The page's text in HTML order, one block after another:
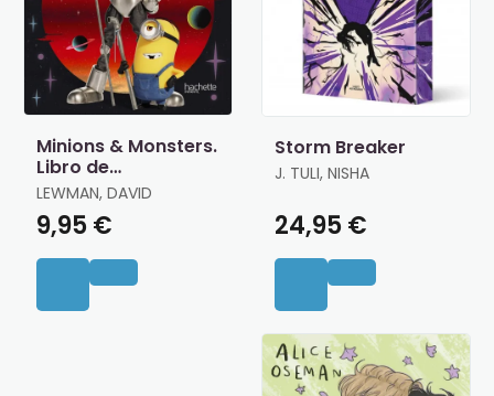
Minions & Monsters.
Libro de
Actividades Oficial
LEWMAN, DAVID
9,95 €
Storm Breaker
J. TULI, NISHA
24,95 €